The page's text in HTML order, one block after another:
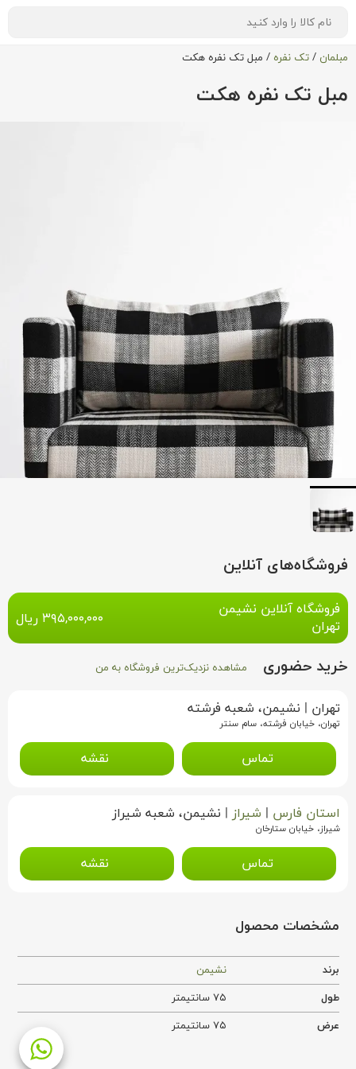
مبلمان / تک نفره / مبل تک نفره هکت
مبل تک نفره هکت
فروشگاه‌های آنلاین
فروشگاه آنلاین نشیمن
تهران
۳۹۵,۰۰۰,۰۰۰ ریال
خرید حضوری مشاهده نزدیک‌ترین فروشگاه به من
تهران | نشیمن، شعبه فرشته
تهران، خیابان فرشته، سام سنتر
تماس نقشه
استان فارس | شیراز | نشیمن، شعبه شیراز
شیراز، خیابان ستارخان
تماس نقشه
مشخصات محصول
برند
نشیمن
طول
۷۵ سانتیمتر
عرض
۷۵ سانتیمتر